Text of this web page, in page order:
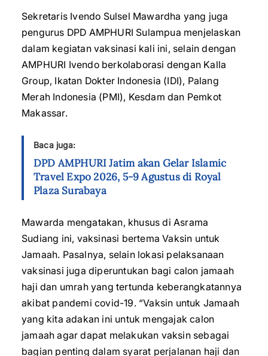
Sekretaris Ivendo Sulsel Mawardha yang juga
pengurus DPD AMPHURI Sulampua menjelaskan
dalam kegiatan vaksinasi kali ini, selain dengan
AMPHURI Ivendo berkolaborasi dengan Kalla
Group, Ikatan Dokter Indonesia (IDI), Palang
Merah Indonesia (PMI), Kesdam dan Pemkot
Makassar.
Baca juga:
DPD AMPHURI Jatim akan Gelar Islamic
Travel Expo 2026, 5-9 Agustus di Royal
Plaza Surabaya
Mawarda mengatakan, khusus di Asrama
Sudiang ini, vaksinasi bertema Vaksin untuk
Jamaah. Pasalnya, selain lokasi pelaksanaan
vaksinasi juga diperuntukan bagi calon jamaah
haji dan umrah yang tertunda keberangkatannya
akibat pandemi covid-19. “Vaksin untuk Jamaah
yang kita adakan ini untuk mengajak calon
jamaah agar dapat melakukan vaksin sebagai
bagian penting dalam syarat perjalanan haji dan